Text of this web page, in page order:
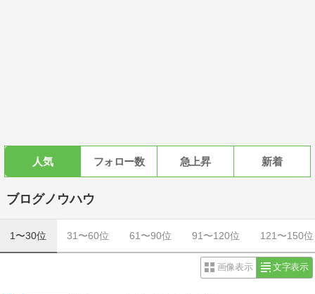
人気 フォロー数 急上昇 新着
ブログノウハウ
1〜30位 31〜60位 61〜90位 91〜120位 121〜150位
画像表示 文字表示